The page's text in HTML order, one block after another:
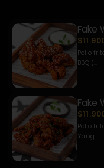
Fake
Pollo
BBQ (...
Fake
Pollo
Yang ...